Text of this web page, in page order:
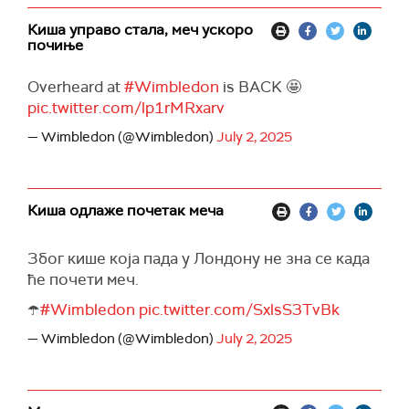
Киша управо стала, меч ускоро
почиње
Overheard at#Wimbledon is BACK 🤩
pic.twitter.com/lp1rMRxarv
— Wimbledon (@Wimbledon) July 2, 2025
Киша одлаже почетак меча
Због кише која пада у Лондону не зна се када
ће почети меч.
☂️#Wimbledon pic.twitter.com/SxlsS3TvBk
— Wimbledon (@Wimbledon) July 2, 2025